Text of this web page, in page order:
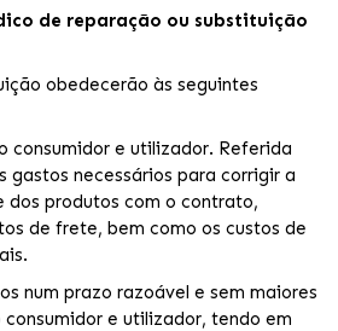
de reparação ou substituição
obedecerão às seguintes
consumidor e utilizador. Referida
gastos necessários para corrigir a
produtos com o contrato,
de frete, bem como os custos de
num prazo razoável e sem maiores
e utilizador, tendo em